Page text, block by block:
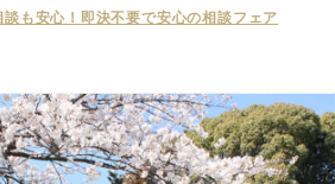
けでなく、お食事から宿泊まで贅沢に一日
も安心！即決不要で安心の相談フェア